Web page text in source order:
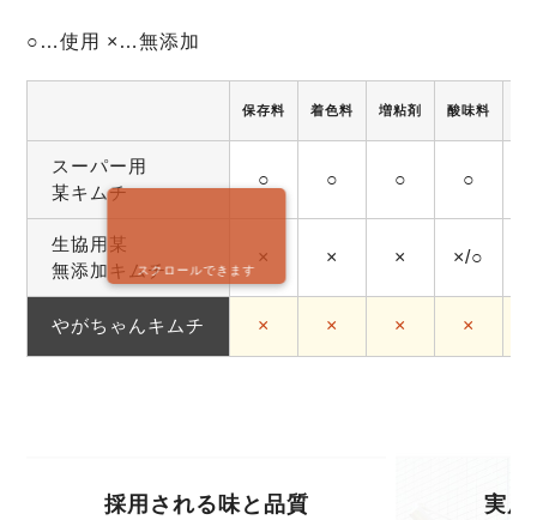
○…使用 ×…無添加
保存料 着色料 増粘剤 酸味料
スーパー用
某キムチ
○ ○ ○ ○
生協用某
無添加キムチ
× × × ×/○
やがちゃんキムチ × × × ×
スクロールできます
採用される味と品質 実店